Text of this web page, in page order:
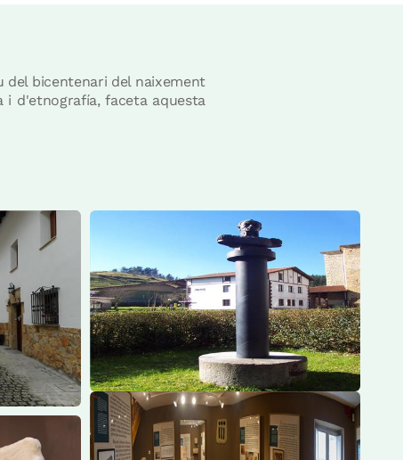
del bicentenari del naixement
i d'etnografía, faceta aquesta